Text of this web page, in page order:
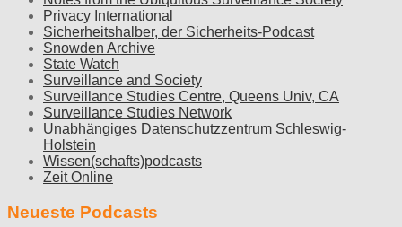
Privacy International
Sicherheitshalber, der Sicherheits-Podcast
Snowden Archive
State Watch
Surveillance and Society
Surveillance Studies Centre, Queens Univ, CA
Surveillance Studies Network
Unabhängiges Datenschutzzentrum Schleswig-
Holstein
Wissen(schafts)podcasts
Zeit Online
Neueste Podcasts